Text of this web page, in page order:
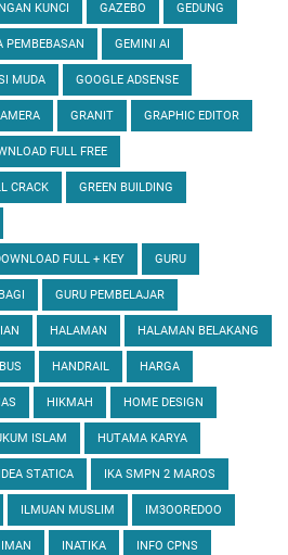
KUNCI GAZEBO GEDUNG
PEMBEBASAN GEMINI AI
MUDA GOOGLE ADSENSE
GRANIT GRAPHIC EDITOR
FULL FREE
CRACK GREEN BUILDING
FULL + KEY GURU
GURU PEMBELAJAR
HALAMAN HALAMAN BELAKANG
HANDRAIL HARGA
HIKMAH HOME DESIGN
ISLAM HUTAMA KARYA
IDEA STATICA IKA SMPN 2 MAROS
ILMUAN MUSLIM IM3OOREDOO
IMAN INATIKA INFO CPNS